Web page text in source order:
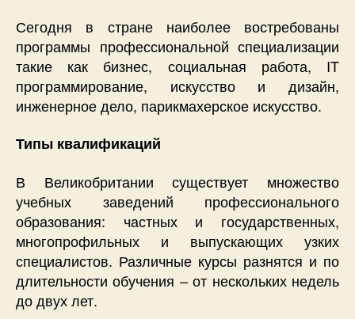
Сегодня в стране наиболее востребованы
программы профессиональной специализации
такие как бизнес, социальная работа, IT
программирование, искусство и дизайн,
инженерное дело, парикмахерское искусство.
Типы квалификаций
В Великобритании существует множество
учебных заведений профессионального
образования: частных и государственных,
многопрофильных и выпускающих узких
специалистов. Различные курсы разнятся и по
длительности обучения – от нескольких недель
до двух лет.